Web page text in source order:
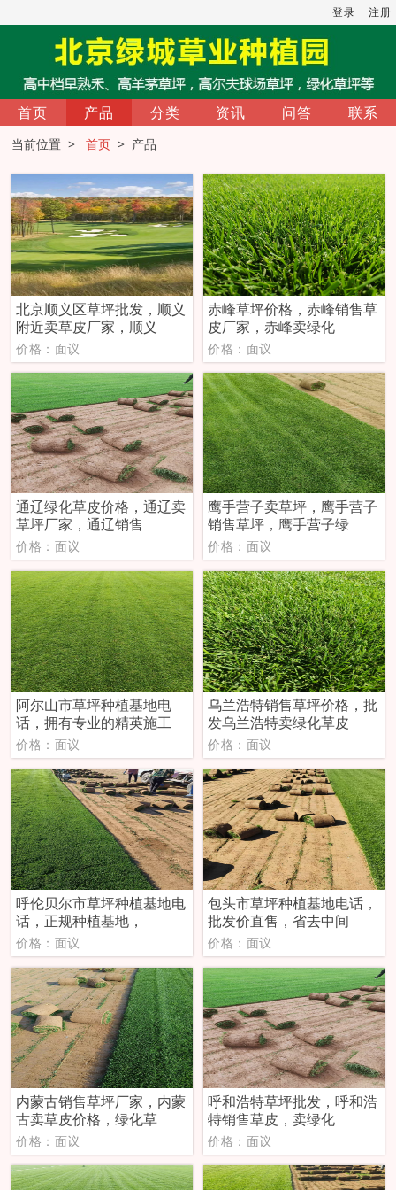
登录 注册
首页 产品 分类 资讯 问答 联系
当前位置 >首页 > 产品
北京顺义区草坪批发，顺义
附近卖草皮厂家，顺义
价格：面议
‌赤峰草坪价格，赤峰销售草
皮厂家，赤峰卖绿化
价格：面议
‌通辽绿化草皮价格，通辽卖
草坪厂家，通辽销售
价格：面议
鹰手营子卖草坪，鹰手营子
销售草坪，鹰手营子绿
价格：面议
阿尔山市草坪种植基地电
话，拥有专业的精英施工
价格：面议
乌兰浩特销售草坪价格，批
发乌兰浩特卖绿化草皮
价格：面议
‌呼伦贝尔市草坪种植基地电
话，正规种植基地，
价格：面议
包头市草坪种植基地电话，
批发价直售，省去中间
价格：面议
内蒙古销售草坪厂家，内蒙
古卖草皮价格，绿化草
价格：面议
‌呼和浩特草坪批发，呼和浩
特销售草皮，卖绿化
价格：面议